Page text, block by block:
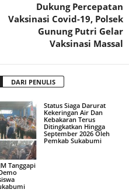
Dukung Percepatan
Vaksinasi Covid-19, Polsek
Gunung Putri Gelar
Vaksinasi Massal
DARI PENULIS
Tanggapi
Status Siaga Darurat
Kekeringan Air Dan
Kebakaran Terus
Ditingkatkan Hingga
September 2026 Oleh
Pemkab Sukabumi